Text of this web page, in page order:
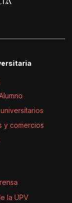
y comercios
la UPV